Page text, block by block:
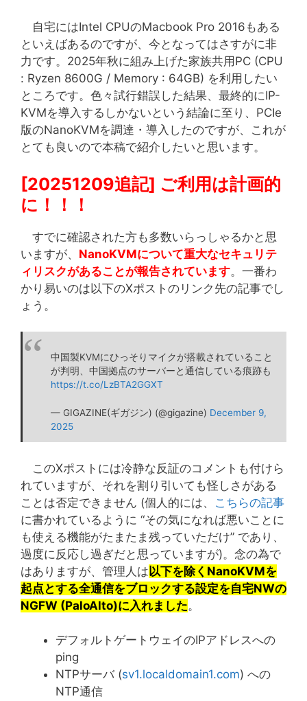
自宅にはIntel CPUのMacbook Pro 2016もある
といえばあるのですが、今となってはさすがに非
力です。2025年秋に組み上げた家族共用PC (CPU
: Ryzen 8600G / Memory : 64GB) を利用したい
ところです。色々試行錯誤した結果、最終的にIP-
KVMを導入するしかないという結論に至り、PCIe
版のNanoKVMを調達・導入したのですが、これが
とても良いので本稿で紹介したいと思います。
[20251209追記] ご利用は計画的
に！！！
すでに確認された方も多数いらっしゃるかと思
いますが、 NanoKVMについて重大なセキュリテ
ィリスクがあることが報告されています。一番わ
かり易いのは以下のXポストのリンク先の記事でし
ょう。
中国製KVMにひっそりマイクが搭載されていること
が判明、中国拠点のサーバーと通信している痕跡も
https://t.co/LzBTA2GGXT
— GIGAZINE(ギガジン) (@gigazine) December 9,
2025
このXポストには冷静な反証のコメントも付けら
れていますが、それを割り引いても怪しさがある
ことは否定できません (個人的には、 こちらの記事
に書かれているように “その気になれば悪いことに
も使える機能がたまたま残っていただけ” であり、
過度に反応し過ぎだと思っていますが)。念の為で
はありますが、管理人は 以下を除くNanoKVMを
起点とする全通信をブロックする設定を自宅NWの
NGFW (PaloAlto)に入れました。
デフォルトゲートウェイのIPアドレスへの
ping
NTPサーバ (sv1.localdomain1.com) への
NTP通信